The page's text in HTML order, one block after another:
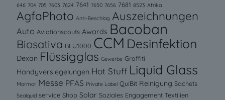
646 704 705 7603 7624 7641 7650 7656 7681 8523 Afrika
AgfaPhoto Anti-Beschlag Auszeichnungen
Auto Aviationscouts Awards Bacoban
Biosativa BLU1000 CCM Desinfektion
Dexan Flüssigglas Gewerbe Graffiti
Handyversiegelungen Hot Stuff Liquid Glass
Marmor Messe PFAS Private Label QuiBit Reinigung Sachets
Sealquid service Shop Solar Soziales Engagement Textilien